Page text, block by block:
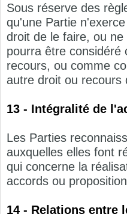
Sous réserve des
qu'une Partie
droit de le faire, ou
pourra être considéré
recours, ou comme
autre droit ou recours
13 - Intégralité de
Les Parties
auxquelles elles font
qui concerne la
accords ou
14 - Relations entre